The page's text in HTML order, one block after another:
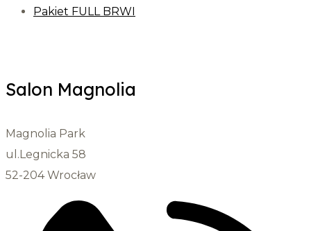
Pakiet FULL BRWI
Salon Magnolia
Magnolia Park
ul.Legnicka 58
52-204 Wrocław